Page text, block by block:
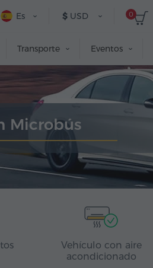
0
$ USD
Es
Transporte Eventos
Microbús
Vehículo con aire
acondicionado